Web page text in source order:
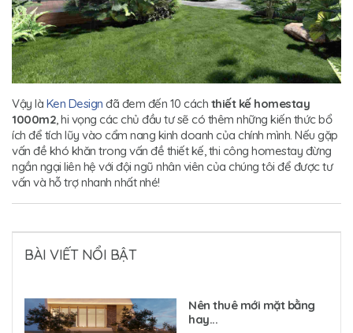
Vậy là Ken Design đã đem đến 10 cách thiết kế homestay
1000m2, hi vọng các chủ đầu tư sẽ có thêm những kiến thức bổ
ích để tích lũy vào cẩm nang kinh doanh của chính mình. Nếu gặp
vấn đề khó khăn trong vấn đề thiết kế, thi công homestay đừng
ngần ngại liên hệ với đội ngũ nhân viên của chúng tôi để được tư
vấn và hỗ trợ nhanh nhất nhé!
BÀI VIẾT NỔI BẬT
Nên thuê mới mặt bằng
hay...